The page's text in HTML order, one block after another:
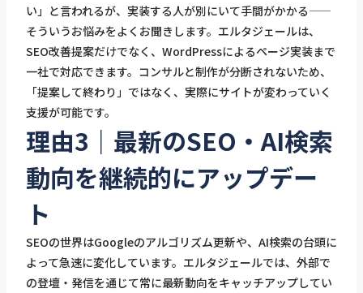
い」と言われるが、実装する人が別にいて手間がかかる——
そういうお悩みをよくお聞きします。エルタジェールは、
SEO改善提案だけでなく、WordPressによるページ実装まで
一社で対応できます。コンサルと制作が分断されないため、
「提案して終わり」ではなく、実際にサイトが変わっていく
支援が可能です。
理由3｜最新のSEO・AI検索
動向を継続的にアップデー
ト
SEOの世界はGoogleのアルゴリズム更新や、AI検索の台頭に
よって急速に変化しています。エルタジェールでは、外部で
の登壇・発信を通じて常に最新動向をキャッチアップしてい